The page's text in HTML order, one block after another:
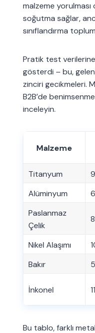
malzeme
soğutma sağlar,
sınıflandırma
Pratik test
gösterdi – bu,
zinciri gecikmeleri.
B2B’de
inceleyin.
Malzeme
Titanyum
Alüminyum
Paslanmaz
Çelik
Nikel Alaşımı
Bakır
İnkonel
Bu tablo, farklı